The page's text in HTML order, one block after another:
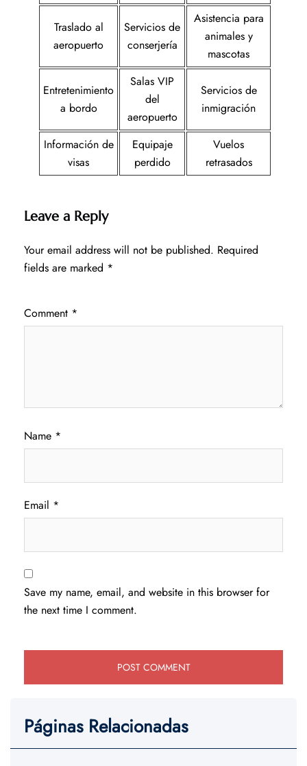
Traslado al
aeropuerto
Servicios de
conserjería
Asistencia para
animales y
mascotas
Entretenimiento
a bordo
Salas VIP
del
aeropuerto
Servicios de
inmigración
Información de
visas
Equipaje
perdido
Vuelos
retrasados
Leave a Reply
Your email address will not be published. Required
fields are marked *
Comment *
Name *
Email *
Save my name, email, and website in this browser for
the next time I comment.
Páginas Relacionadas